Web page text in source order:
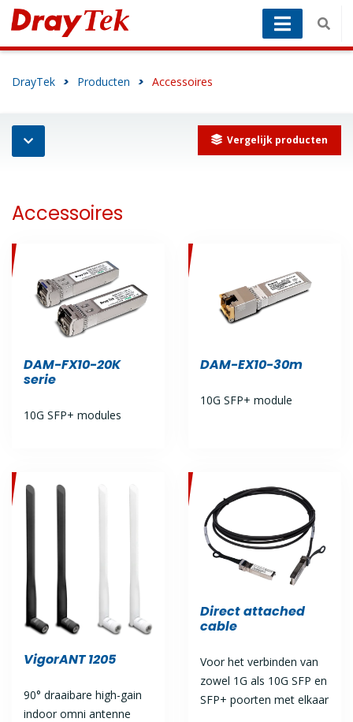
DrayTek > Producten > Accessoires
Vergelijk producten
Accessoires
DAM-FX10-20K
serie
10G SFP+ modules
DAM-EX10-30m
10G SFP+ module
VigorANT 1205
90° draaibare high-gain
indoor omni antenne
Direct attached
cable
Voor het verbinden van
zowel 1G als 10G SFP en
SFP+ poorten met elkaar